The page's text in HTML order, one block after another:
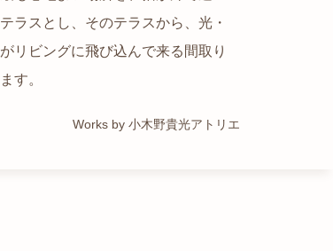
ラスとし、そのテラスから、光・
リビングに飛び込んで来る間取り
す。
Works by 小木野貴光アトリエ
で、光を取り入れながらも、カー
ずに生活できる様設計していま
トレイルアーキテクツ 一級建築士事務所
岩山を切り開いて造った、ワイル
ハウスをイメージした空間が広が
宅です。
Works by ZAG空間設計舎
織り工場が、その趣を残しつつ孫
へと蘇りました。
Works by ZAG空間設計舎